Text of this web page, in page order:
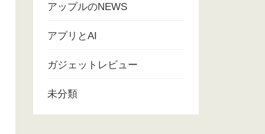
アップルのNEWS
アプリとAI
ガジェットレビュー
未分類